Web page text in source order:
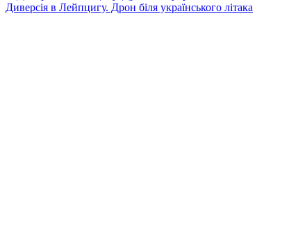
Диверсія в Лейпцигу. Дрон біля українського літака